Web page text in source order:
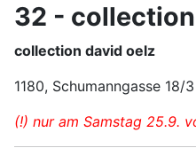
32 -
collection david oelz
1180, Schumanngasse 18/3
(!) nur am Samstag 25.9.